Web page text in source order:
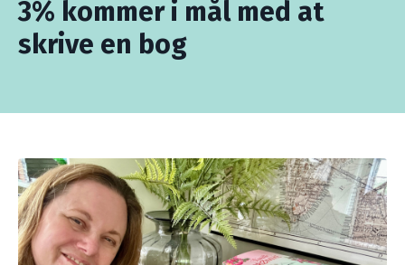
3% kommer i mål med at
skrive en bog